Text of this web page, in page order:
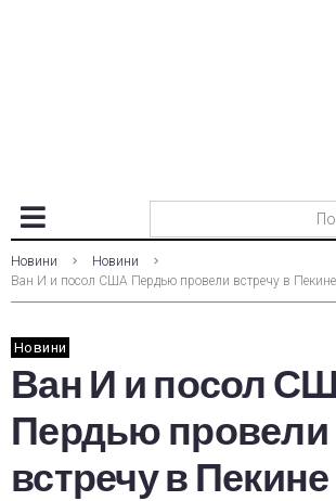
Новини
Новини
Ван И и посол США Пердью провели встречу в Пекине
Новини
Ван И и посол
Пердью провели
встречу в Пекине